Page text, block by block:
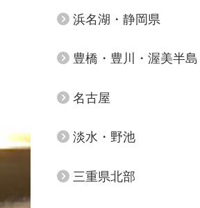
浜名湖・静岡県
豊橋・豊川・渥美半島
名古屋
淡水・野池
三重県北部